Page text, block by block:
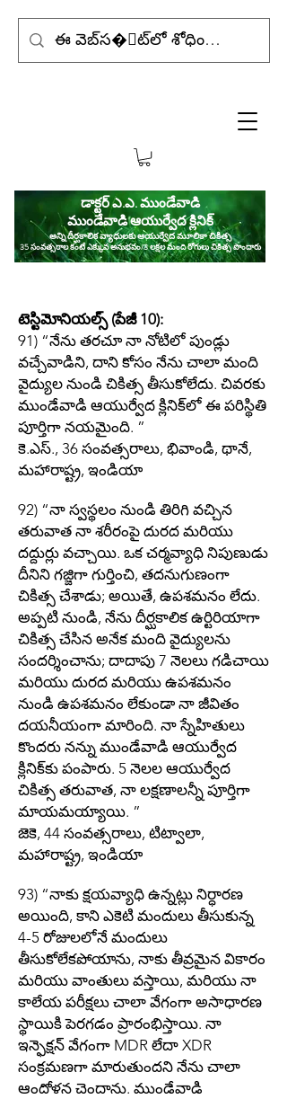
డాక్టర్ ఎ.ఎ. ముండేవాడి
ముండేవాడి ఆయుర్వేద క్లినిక్
అన్ని దీర్ఘకాలిక వ్యాధులకు ఆయుర్వేద మూలికా చికిత్స
35 సంవత్సరాల కంటే ఎక్కువ అనుభవం/3 లక్షల మంది రోగులు చికిత్స పొందారు
టెస్టిమోనియల్స్ (పేజీ 10):
91) “నేను తరచూ నా నోటిలో పుండ్లు
వచ్చేవాడిని, దాని కోసం నేను చాలా మంది
వైద్యుల నుండి చికిత్స తీసుకోలేదు. చివరకు
ముండేవాడి ఆయుర్వేద క్లినిక్‌లో ఈ పరిస్థితి
పూర్తిగా నయమైంది. ”
కె.ఎస్., 36 సంవత్సరాలు, భివాండి, థానే,
మహారాష్ట్ర, ఇండియా
92) “నా స్వస్థలం నుండి తిరిగి వచ్చిన
తరువాత నా శరీరంపై దురద మరియు
దద్దుర్లు వచ్చాయి. ఒక చర్మవ్యాధి నిపుణుడు
దీనిని గజ్జిగా గుర్తించి, తదనుగుణంగా
చికిత్స చేశాడు; అయితే, ఉపశమనం లేదు.
అప్పటి నుండి, నేను దీర్ఘకాలిక ఉర్టిరియాగా
చికిత్స చేసిన అనేక మంది వైద్యులను
సందర్శించాను; దాదాపు 7 నెలలు గడిచాయి
మరియు దురద మరియు ఉపశమనం
నుండి ఉపశమనం లేకుండా నా జీవితం
దయనీయంగా మారింది. నా స్నేహితులు
కొందరు నన్ను ముండేవాడి ఆయుర్వేద
క్లినిక్‌కు పంపారు. 5 నెలల ఆయుర్వేద
చికిత్స తరువాత, నా లక్షణాలన్నీ పూర్తిగా
మాయమయ్యాయి. ”
జెకె, 44 సంవత్సరాలు, టిట్వాలా,
మహారాష్ట్ర, ఇండియా
93) “నాకు క్షయవ్యాధి ఉన్నట్లు నిర్ధారణ
అయింది, కాని ఎకెటి మందులు తీసుకున్న
4-5 రోజులలోనే మందులు
తీసుకోలేకపోయాను, నాకు తీవ్రమైన వికారం
మరియు వాంతులు వస్తాయి, మరియు నా
కాలేయ పరీక్షలు చాలా వేగంగా అసాధారణ
స్థాయికి పెరగడం ప్రారంభిస్తాయి. నా
ఇన్ఫెక్షన్ వేగంగా MDR లేదా XDR
సంక్రమణగా మారుతుందని నేను చాలా
ఆందోళన చెందాను. ముండేవాడి